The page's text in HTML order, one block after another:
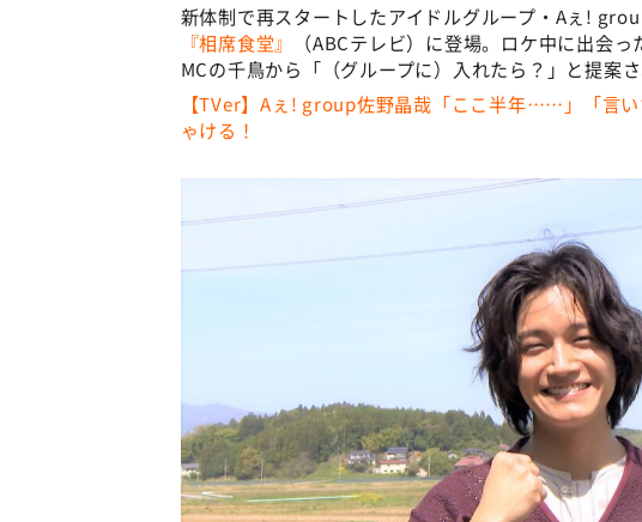
新体制で再スタートしたアイドルグループ・Aぇ!
『相席食堂』
（ABCテレビ）に登場。ロケ中に出会
MCの千鳥から「（グループに）入れたら？」と提案
【TVer】Aぇ! group佐野晶哉「ここ半年……」「言
ゃける！